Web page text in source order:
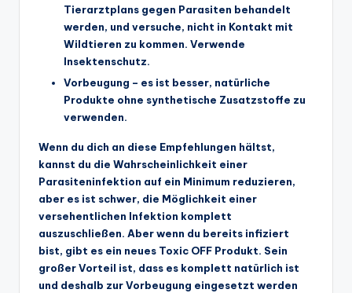
Tierarztplans gegen Parasiten behandelt
werden, und versuche, nicht in Kontakt mit
Wildtieren zu kommen. Verwende
Insektenschutz.
Vorbeugung – es ist besser, natürliche
Produkte ohne synthetische Zusatzstoffe zu
verwenden.
Wenn du dich an diese Empfehlungen hältst,
kannst du die Wahrscheinlichkeit einer
Parasiteninfektion auf ein Minimum reduzieren,
aber es ist schwer, die Möglichkeit einer
versehentlichen Infektion komplett
auszuschließen. Aber wenn du bereits infiziert
bist, gibt es ein neues Toxic OFF Produkt. Sein
großer Vorteil ist, dass es komplett natürlich ist
und deshalb zur Vorbeugung eingesetzt werden